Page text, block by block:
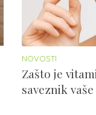
NOVOSTI
Zašto je
saveznik vaše